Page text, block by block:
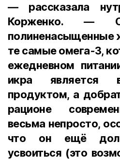
— рассказала
Корженко. —
полиненасыщенные
те самые омега-3,
ежедневном
икра является
продуктом, а
рационе
весьма непросто,
что он ещё
усвоиться (это